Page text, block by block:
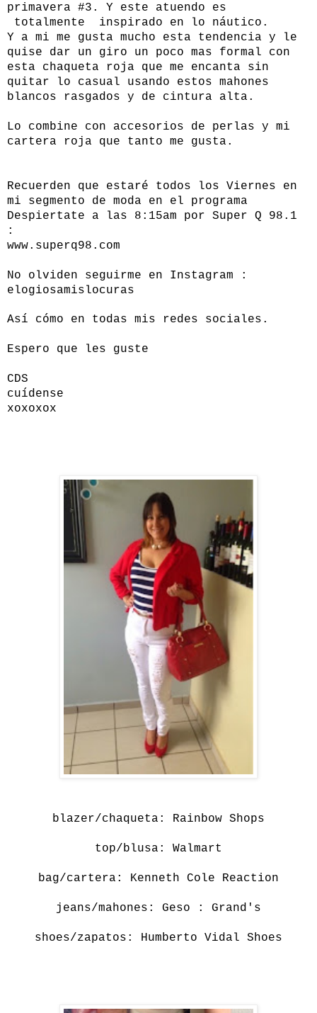
primavera #3. Y este atuendo es
totalmente inspirado en lo náutico.
Y a mi me gusta mucho esta tendencia y le
quise dar un giro un poco mas formal con
esta chaqueta roja que me encanta sin
quitar lo casual usando estos mahones
blancos rasgados y de cintura alta.
Lo combine con accesorios de perlas y mi
cartera roja que tanto me gusta.
Recuerden que estaré todos los Viernes en
mi segmento de moda en el programa
Despiertate a las 8:15am por Super Q 98.1
:
www.superq98.com
No olviden seguirme en Instagram :
elogiosamislocuras
Así cómo en todas mis redes sociales.
Espero que les guste
CDS
cuídense
xoxoxox
blazer/chaqueta: Rainbow Shops
top/blusa: Walmart
bag/cartera: Kenneth Cole Reaction
jeans/mahones: Geso : Grand's
shoes/zapatos: Humberto Vidal Shoes